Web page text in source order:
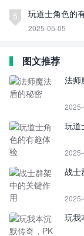
5 玩道士角色的
2025-05-05
图文推荐
法师
玩道
战士
玩我